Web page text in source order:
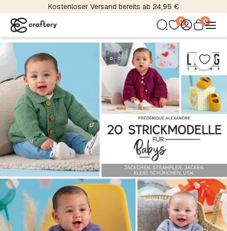
Kostenloser Versand bereits ab 24,95 €
0 0